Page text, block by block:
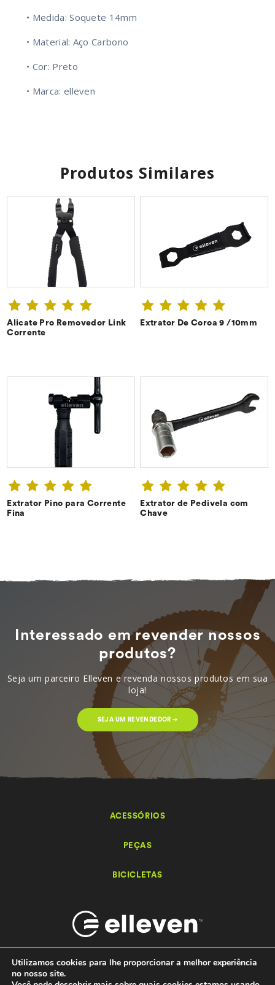
• Medida: Soquete 14mm
• Material: Aço Carbono
• Cor: Preto
• Marca: elleven
Produtos Similares
Alicate Pro Removedor Link
Corrente
Extrator De Coroa 9 /10mm
Extrator Pino para Corrente
Fina
Extrator de Pedivela com
Chave
Interessado em revender nossos
produtos?
Seja um parceiro Elleven e revenda nossos produtos em sua
loja!
SEJA UM REVENDEDOR ➔
ACESSÓRIOS
PEÇAS
BICICLETAS
Utilizamos cookies para lhe proporcionar a melhor experiência
no nosso site.